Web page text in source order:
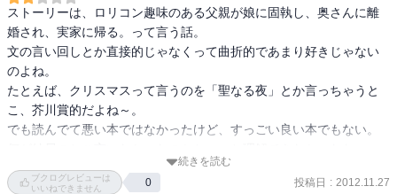
ストーリーは、ロリコン趣味のある父親が娘に固執し、奥さんに離
婚され、実家に帰る。って言う話。
文の言い回しとか直接的じゃなくって曲折的であまり好きじゃない
のよね。
たとえば、クリスマスって言うのを「聖なる夜」とか言っちゃうと
こ、芥川賞的だよね～。
でも読んでて悪い本ではなかったけど、すっごい良い本でもない。
尻切れトンボみたいな結末も好きじゃない。
続きを読む
ブクログレビューは
いいねできません
0 投稿日 : 2012.11.27